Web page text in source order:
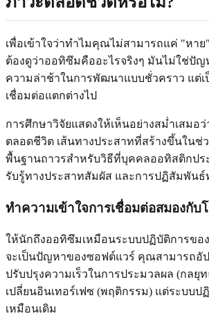
เพื่อเข้าใจว่าทำไมคุณไม่สามารถแค่ "หาย
ต้องดูว่าออทิซึมคืออะไรจริงๆ มันไม่ใช่ปั
ความล่าช้าในการพัฒนาแบบชั่วคราว แต่
เชื่อมต่อแตกต่างไป
การศึกษาวิจัยแสดงให้เห็นอย่างสม่ำเสมอ
ตลอดชีวิต เส้นทางประสาทที่สร้างขึ้นในช่
พื้นฐานถาวรสำหรับวิธีที่บุคคลออทิสติกปร
รับรู้ทางประสาทสัมผัส และการปฏิสัมพันธ์
ทำความเข้าใจการเชื่อมต่อสมองกับ
ให้นักถึงออทิซึมเหมือนระบบปฏิบัติการขอ
จะเป็นปัญหาของซอฟต์แวร์ คุณสามารถอั
ปรับปรุงความเร็วในการประมวลผล (กลยุ
เปลี่ยนอินเทอร์เฟซ (พฤติกรรม) แต่ระบบป
เหมือนเดิม